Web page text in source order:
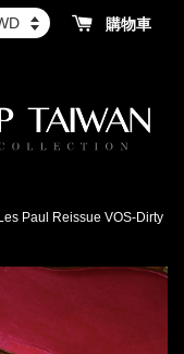
購物車
Paul Reissue VOS-Dirty